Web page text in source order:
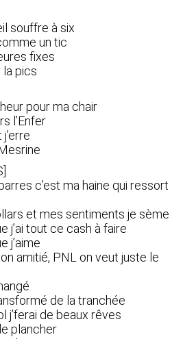
souffre à six
un tic
fixes
la pics
pour ma chair
l’Enfer
c’est ma haine qui ressort
et mes sentiments je sème
j’ai tout ce cash à faire
j’aime
amitié, PNL on veut juste le
de la tranchée
j’ferai de beaux rêves
plancher